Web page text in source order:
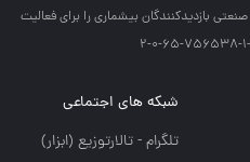
بازديدكنندگان بيشماري را براي فعاليت
شبکه های اجتماعی
تلگرام - تالارتوزيع (ابزار)